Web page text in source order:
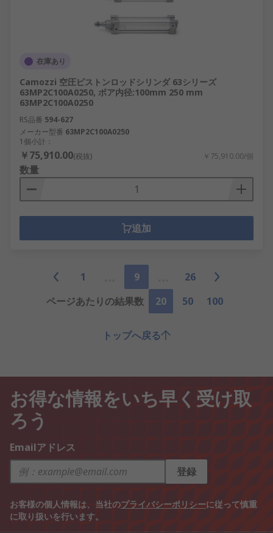
在庫あり
Camozzi 空圧ピストンロッドシリンダ 63シリーズ
63MP2C100A0250, ボア内径:100mm 250 mm
63MP2C100A0250
RS品番 594-627
メーカー型番 63MP2C100A0250
1個小計：
￥75,910.00(税抜) ￥75,910.00/個
数量
追加
1 9
26
ページあたりの結果数
20 50 100
トップへ戻る
お得な情報をいち早く受け取
ろう
Emailアドレス
登録
お客様の個人情報は、当社のプライバシーポリシーに従って慎重
に取り扱いを行います。